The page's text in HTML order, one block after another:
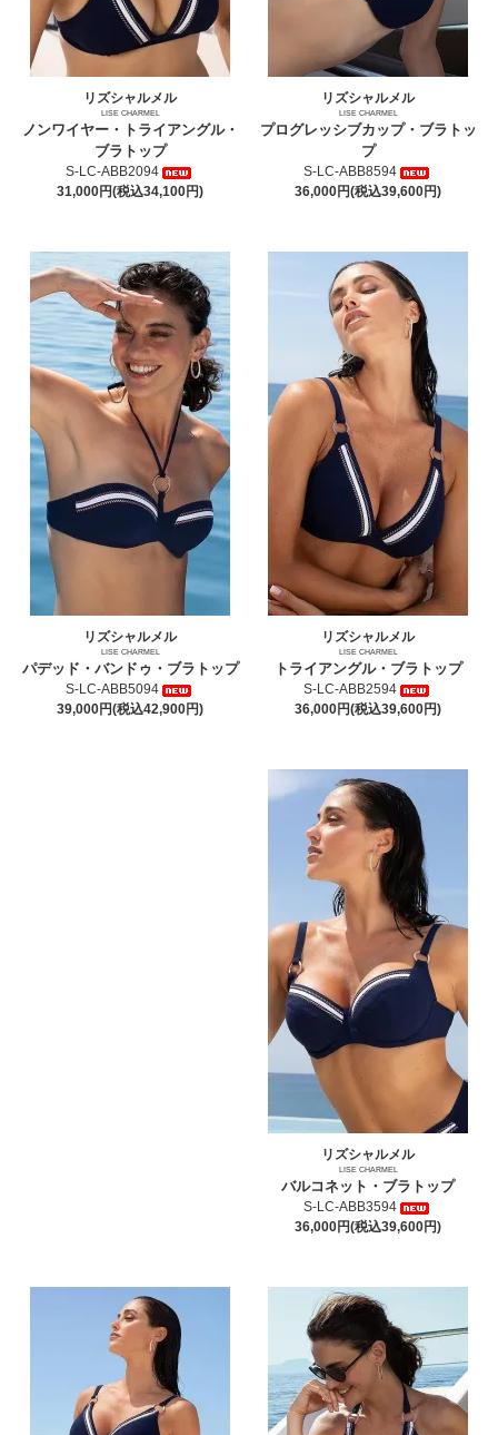
リズシャルメル
LISE CHARMEL
ノンワイヤー・トライアングル・
ブラトップ
S-LC-ABB2094
31,000円(税込34,100円)
リズシャルメル
LISE CHARMEL
プログレッシブカップ・ブラトッ
プ
S-LC-ABB8594
36,000円(税込39,600円)
リズシャルメル
LISE CHARMEL
パデッド・バンドゥ・ブラトップ
S-LC-ABB5094
39,000円(税込42,900円)
リズシャルメル
LISE CHARMEL
トライアングル・ブラトップ
S-LC-ABB2594
36,000円(税込39,600円)
リズシャルメル
LISE CHARMEL
バルコネット・ブラトップ
S-LC-ABB3594
36,000円(税込39,600円)